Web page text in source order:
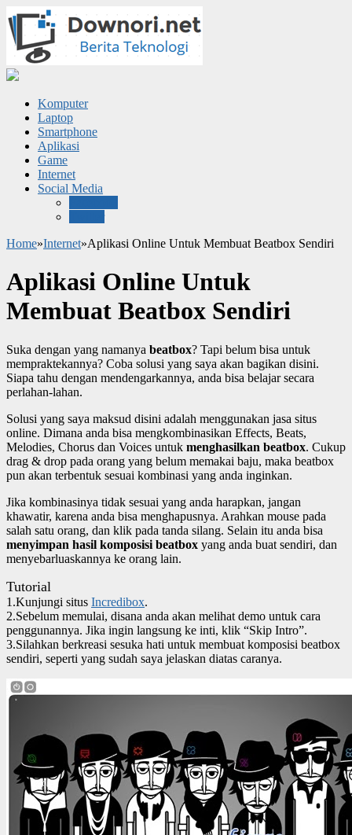
Komputer
Laptop
Smartphone
Aplikasi
Game
Internet
Social Media
Home»Internet»Aplikasi Online Untuk Membuat Beatbox Sendiri
Aplikasi Online Untuk
Membuat Beatbox Sendiri
Suka dengan yang namanya beatbox? Tapi belum bisa untuk
mempraktekannya? Coba solusi yang saya akan bagikan disini.
Siapa tahu dengan mendengarkannya, anda bisa belajar secara
perlahan-lahan.
Solusi yang saya maksud disini adalah menggunakan jasa situs
online. Dimana anda bisa mengkombinasikan Effects, Beats,
Melodies, Chorus dan Voices untuk menghasilkan beatbox. Cukup
drag & drop pada orang yang belum memakai baju, maka beatbox
pun akan terbentuk sesuai kombinasi yang anda inginkan.
Jika kombinasinya tidak sesuai yang anda harapkan, jangan
khawatir, karena anda bisa menghapusnya. Arahkan mouse pada
salah satu orang, dan klik pada tanda silang. Selain itu anda bisa
menyimpan hasil komposisi beatbox yang anda buat sendiri, dan
menyebarluaskannya ke orang lain.
Tutorial
1.Kunjungi situs Incredibox.
2.Sebelum memulai, disana anda akan melihat demo untuk cara
penggunannya. Jika ingin langsung ke inti, klik “Skip Intro”.
3.Silahkan berkreasi sesuka hati untuk membuat komposisi beatbox
sendiri, seperti yang sudah saya jelaskan diatas caranya.